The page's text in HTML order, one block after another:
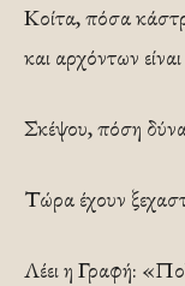
Κοίτα, πόσα
και αρχόντων
Σκέψου, πόση
Τώρα έχουν
Λέει η Γραφή: